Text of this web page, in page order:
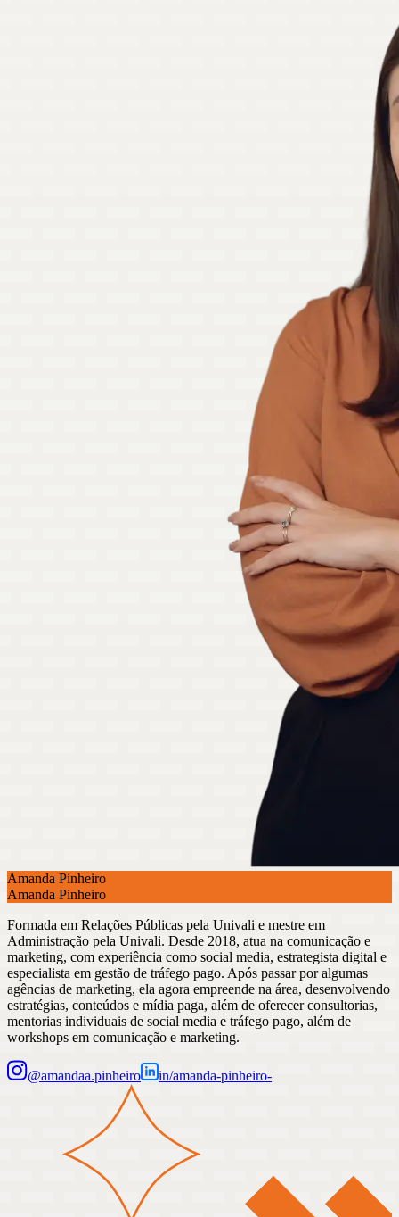
Amanda Pinheiro
Amanda Pinheiro
Formada em Relações Públicas pela Univali e mestre em
Administração pela Univali. Desde 2018, atua na comunicação e
marketing, com experiência como social media, estrategista digital e
especialista em gestão de tráfego pago. Após passar por algumas
agências de marketing, ela agora empreende na área, desenvolvendo
estratégias, conteúdos e mídia paga, além de oferecer consultorias,
mentorias individuais de social media e tráfego pago, além de
workshops em comunicação e marketing.
@amandaa.pinheiro in/amanda-pinheiro-